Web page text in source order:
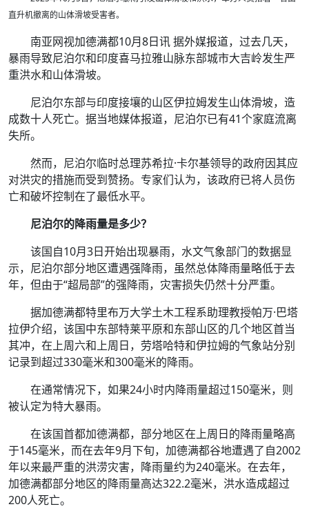
直升机撤离的山体滑坡受害者。
南亚网视加德满都10月8日讯 据外媒报道，过去几天，
暴雨导致尼泊尔和印度喜马拉雅山脉东部城市大吉岭发生严
重洪水和山体滑坡。
尼泊尔东部与印度接壤的山区伊拉姆发生山体滑坡，造
成数十人死亡。据当地媒体报道，尼泊尔已有41个家庭流离
失所。
然而，尼泊尔临时总理苏希拉·卡尔基领导的政府因其应
对洪灾的措施而受到赞扬。专家们认为，该政府已将人员伤
亡和破坏控制在了最低水平。
尼泊尔的降雨量是多少？
该国自10月3日开始出现暴雨，水文气象部门的数据显
示，尼泊尔部分地区遭遇强降雨，虽然总体降雨量略低于去
年，但由于“超局部”的强降雨，灾害损失仍然十分严重。
据加德满都特里布万大学土木工程系助理教授帕万·巴塔
拉伊介绍，该国中东部特莱平原和东部山区的几个地区首当
其冲，在上周六和上周日，劳塔哈特和伊拉姆的气象站分别
记录到超过330毫米和300毫米的降雨。
在通常情况下，如果24小时内降雨量超过150毫米，则
被认定为特大暴雨。
在该国首都加德满都，部分地区在上周日的降雨量略高
于145毫米，而在去年9月下旬，加德满都谷地遭遇了自2002
年以来最严重的洪涝灾害，降雨量约为240毫米。在去年，
加德满都部分地区的降雨量高达322.2毫米，洪水造成超过
200人死亡。